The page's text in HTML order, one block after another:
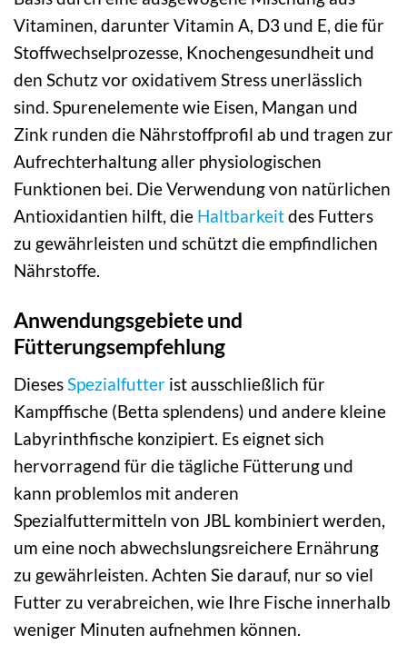
Vitaminen, darunter Vitamin A, D3 und E, die für
Stoffwechselprozesse, Knochengesundheit und
den Schutz vor oxidativem Stress unerlässlich
sind. Spurenelemente wie Eisen, Mangan und
Zink runden die Nährstoffprofil ab und tragen zur
Aufrechterhaltung aller physiologischen
Funktionen bei. Die Verwendung von natürlichen
Antioxidantien hilft, die Haltbarkeitdes Futters
zu gewährleisten und schützt die empfindlichen
Nährstoffe.
Anwendungsgebiete und
Fütterungsempfehlung
DiesesSpezialfutter ist ausschließlich für
Kampffische (Betta splendens) und andere kleine
Labyrinthfische konzipiert. Es eignet sich
hervorragend für die tägliche Fütterung und
kann problemlos mit anderen
Spezialfuttermitteln von JBL kombiniert werden,
um eine noch abwechslungsreichere Ernährung
zu gewährleisten. Achten Sie darauf, nur so viel
Futter zu verabreichen, wie Ihre Fische innerhalb
weniger Minuten aufnehmen können.